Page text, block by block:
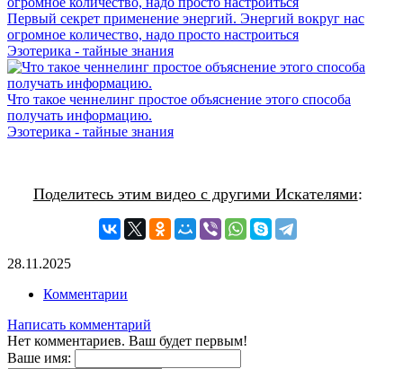
Первый секрет применение энергий. Энергий вокруг нас
огромное количество, надо просто настроиться
Эзотерика - тайные знания
Что такое ченнелинг простое объяснение этого способа
получать информацию.
Эзотерика - тайные знания
Поделитесь этим видео с другими Искателями:
28.11.2025
Комментарии
Написать комментарий
Нет комментариев. Ваш будет первым!
Ваше имя: